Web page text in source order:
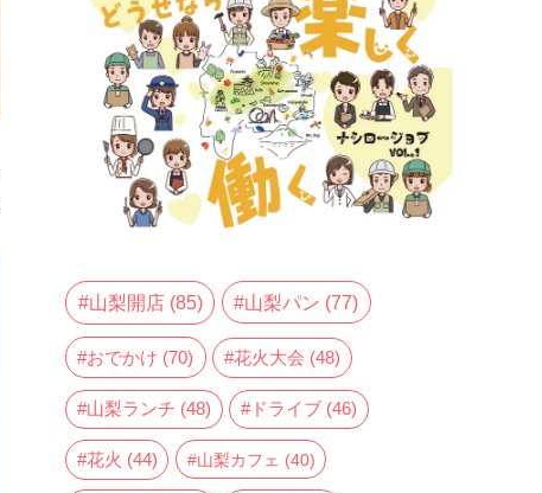
山梨開店 (85) 山梨パン (77)
おでかけ (70) 花火大会 (48)
山梨ランチ (48) ドライブ (46)
花火 (44) 山梨カフェ (40)